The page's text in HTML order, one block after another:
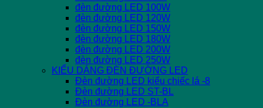
đèn đường LED 100W
đèn đường LED 120W
đèn đường LED 150W
đèn đường LED 180W
đèn đường LED 200W
đèn đường LED 250W
KIỂU DÁNG ĐÈN ĐƯỜNG LED
Đèn đường LED kiểu chiếc lá -8
Đèn đường LED ST-BL
Đèn đường LED -BLA